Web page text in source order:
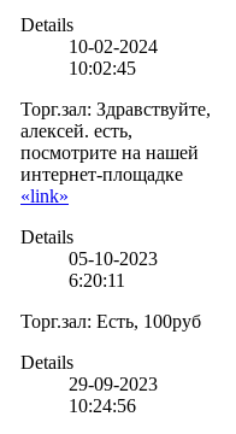
Details
10-02-2024
10:02:45
Торг.зал: Здравствуйте,
алексей. есть,
посмотрите на нашей
интернет-площадке
«link»
Details
05-10-2023
6:20:11
Торг.зал: Есть, 100руб
Details
29-09-2023
10:24:56